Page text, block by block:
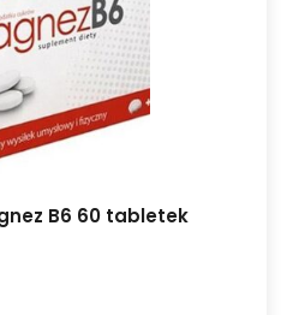
B6 60 tabletek